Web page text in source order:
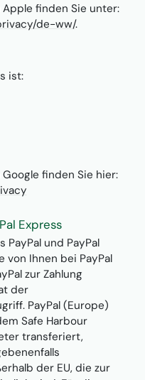
finden Sie unter:
de-ww/.
ist:
finden Sie hier:
Express
PayPal und PayPal
von Ihnen bei PayPal
zur Zahlung
der
PayPal (Europe)
Safe Harbour
transferiert,
der EU, die zur